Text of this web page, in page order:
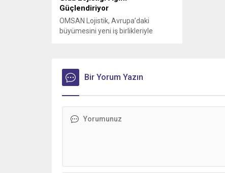
Güçlendiriyor
OMSAN Lojistik, Avrupa’daki
büyümesini yeni iş birlikleriyle
Bir Yorum Yazın